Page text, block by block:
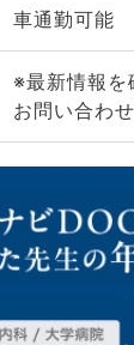
車通勤可能
※最新情報を
お問い合わ